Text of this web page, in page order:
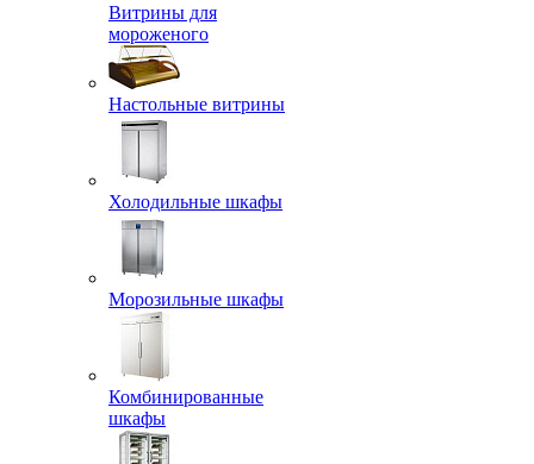
Витрины для
мороженого
Настольные витрины
Холодильные шкафы
Морозильные шкафы
Комбинированные
шкафы